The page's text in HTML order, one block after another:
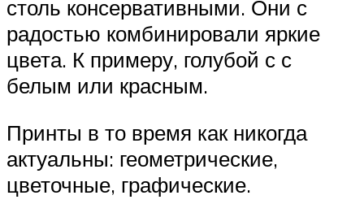
столь консервативными. Они с
радостью комбинировали яркие
цвета. К примеру, голубой с с
белым или красным.
Принты в то время как никогда
актуальны: геометрические,
цветочные, графические.